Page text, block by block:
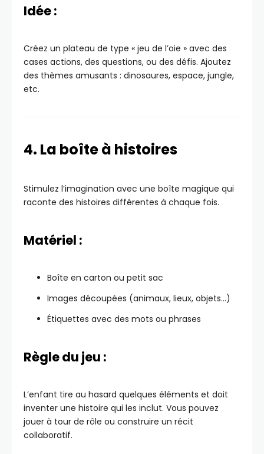
Idée :
Créez un plateau de type « jeu de l’oie » avec des
cases actions, des questions, ou des défis. Ajoutez
des thèmes amusants : dinosaures, espace, jungle,
etc.
4. La boîte à histoires
Stimulez l’imagination avec une boîte magique qui
raconte des histoires différentes à chaque fois.
Matériel :
Boîte en carton ou petit sac
Images découpées (animaux, lieux, objets…)
Étiquettes avec des mots ou phrases
Règle du jeu :
L’enfant tire au hasard quelques éléments et doit
inventer une histoire qui les inclut. Vous pouvez
jouer à tour de rôle ou construire un récit
collaboratif.